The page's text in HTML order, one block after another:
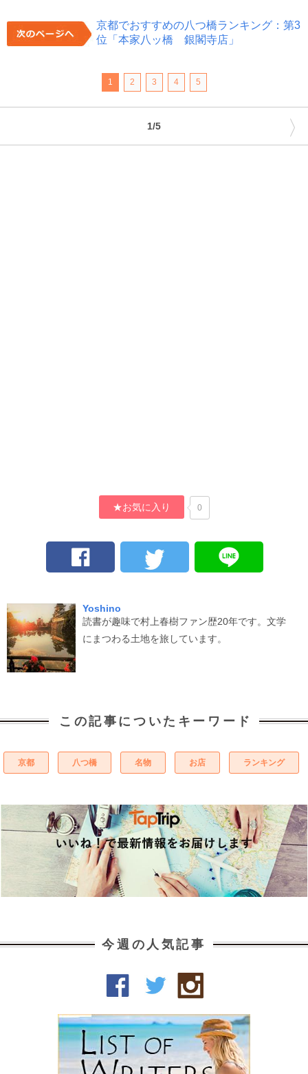
京都でおすすめの八つ橋ランキング：第3
位「本家八ッ橋 銀閣寺店」
1 2 3 4 5
1/5 〉
★お気に入り 0
Yoshino
読書が趣味で村上春樹ファン歴20年です。文学
にまつわる土地を旅しています。
この記事についたキーワード
京都 八つ橋 名物 お店 ランキング
今週の人気記事